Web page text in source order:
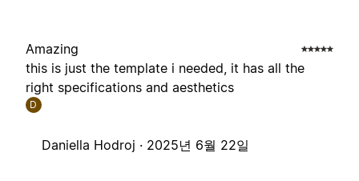
Amazing
this is just the template i needed, it has all the
right specifications and aesthetics
D
Daniella Hodroj · 2025년 6월 22일